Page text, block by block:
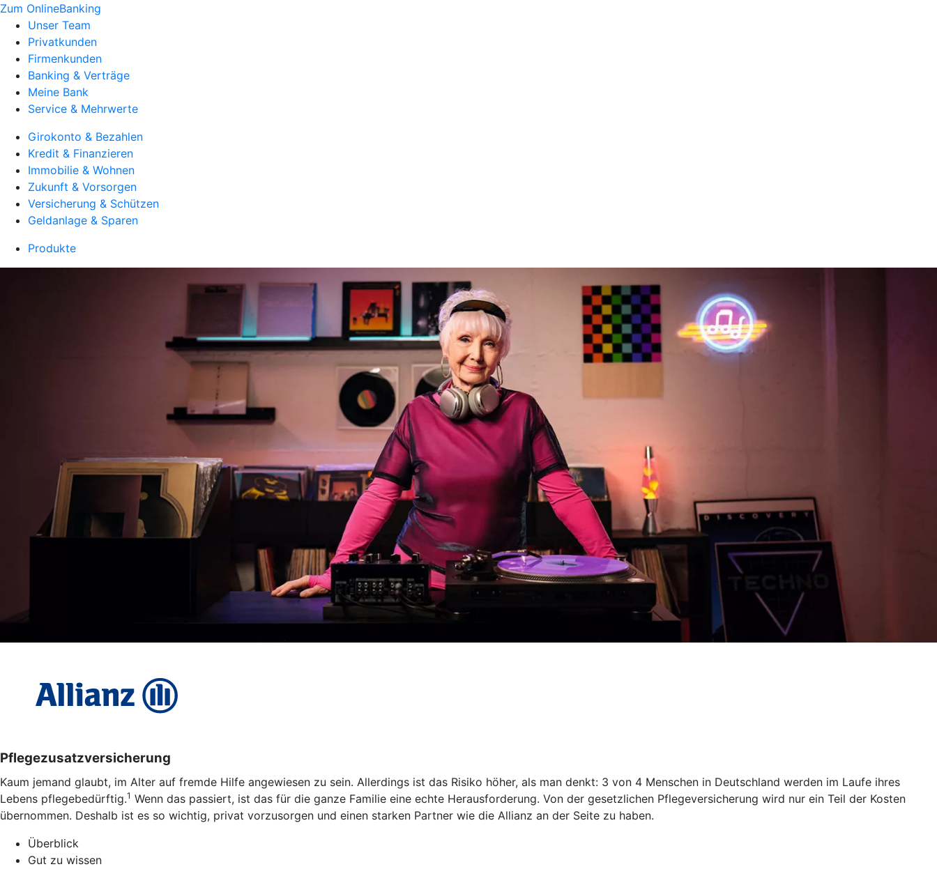
Zum OnlineBanking
Unser Team
Privatkunden
Firmenkunden
Banking & Verträge
Meine Bank
Service & Mehrwerte
Girokonto & Bezahlen
Kredit & Finanzieren
Immobilie & Wohnen
Zukunft & Vorsorgen
Versicherung & Schützen
Geldanlage & Sparen
Produkte
Pflegezusatzversicherung
Kaum jemand glaubt, im Alter auf fremde Hilfe angewiesen zu sein. Allerdings ist das Risiko höher, als man denkt: 3 von 4 Menschen in Deutschland werden im Laufe ihres
Lebens pflegebedürftig.1 Wenn das passiert, ist das für die ganze Familie eine echte Herausforderung. Von der gesetzlichen Pflegeversicherung wird nur ein Teil der Kosten
übernommen. Deshalb ist es so wichtig, privat vorzusorgen und einen starken Partner wie die Allianz an der Seite zu haben.
Überblick
Gut zu wissen